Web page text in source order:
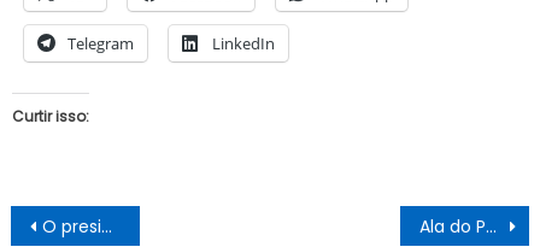
Telegram LinkedIn
Curtir isso:
Navegação
O presidente Bolsonaro comente leviandade contra ONGs Ala do PSL ameaça contrariar recomendações do Planalto